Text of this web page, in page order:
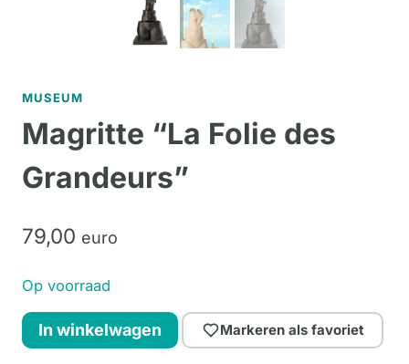
MUSEUM
Magritte “La Folie des
Grandeurs”
79,00 euro
Op voorraad
Magritte
“La
In winkelwagen Markeren als favoriet